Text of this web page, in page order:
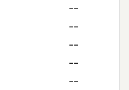
--
--
--
--
--